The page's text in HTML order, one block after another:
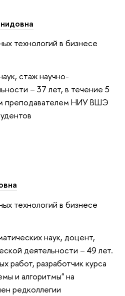
технологий в бизнесе
стаж научно-
– 37 лет, в течение 5
преподавателем НИУ ВШЭ
технологий в бизнесе
наук, доцент,
деятельности – 49 лет.
работ, разработчик курса
и алгоритмы" на
редколлегии